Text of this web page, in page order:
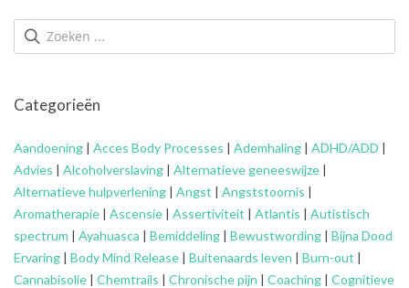
Categorieën
Aandoening | Acces Body Processes | Ademhaling | ADHD/ADD |
Advies | Alcoholverslaving | Alternatieve geneeswijze |
Alternatieve hulpverlening | Angst | Angststoornis |
Aromatherapie | Ascensie | Assertiviteit | Atlantis | Autistisch
spectrum | Ayahuasca | Bemiddeling | Bewustwording | Bijna Dood
Ervaring | Body Mind Release | Buitenaards leven | Burn-out |
Cannabisolie | Chemtrails | Chronische pijn | Coaching | Cognitieve